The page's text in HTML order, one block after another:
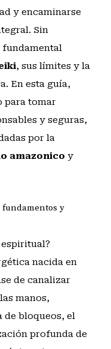
y encaminarse
Sin
fundamental
, sus límites y la
En esta guía,
para tomar
y seguras,
por la
amazonico y
y
nacida en
de canalizar
manos,
bloqueos, el
profunda de